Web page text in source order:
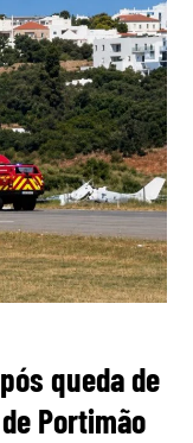
queda de
Portimão